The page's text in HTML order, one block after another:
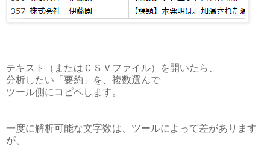
テキスト（またはＣＳＶファイル）を開いたら、
分析したい「要約」を、複数選んで
ツール側にコピペします。
一度に解析可能な文字数は、ツールによって差があります
が、